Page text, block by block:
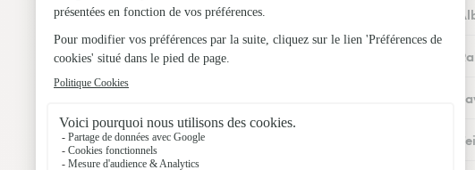
Fleuristes à
Fleuristes à
Fleuristes à
Fleuristes à